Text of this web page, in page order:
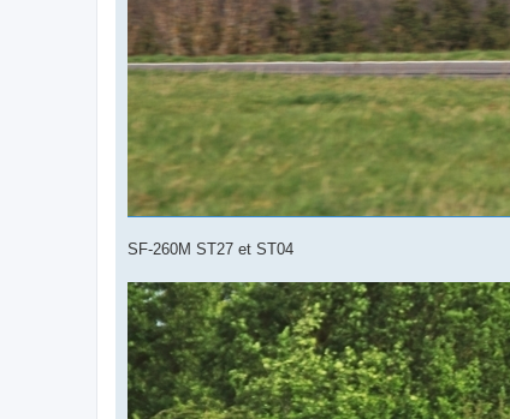
SF-260M ST27 et ST04